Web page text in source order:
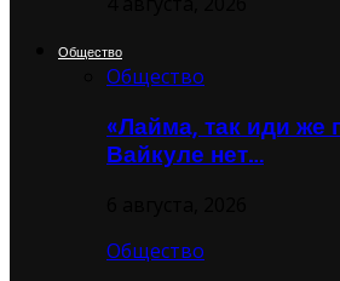
Общество
Общество
«Лайма, так иди же
Вайкуле нет…
Общество